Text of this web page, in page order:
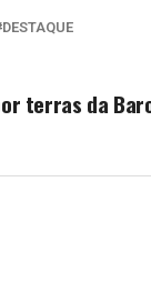
DESTAQUE
terras da